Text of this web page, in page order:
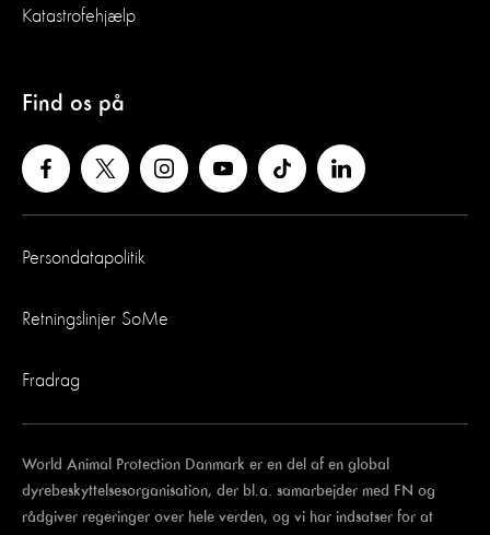
Katastrofehjælp
Find os på
Persondatapolitik
Retningslinjer SoMe
Fradrag
World Animal Protection Danmark er en del af en global
dyrebeskyttelsesorganisation, der bl.a. samarbejder med FN og
rådgiver regeringer over hele verden, og vi har indsatser for at